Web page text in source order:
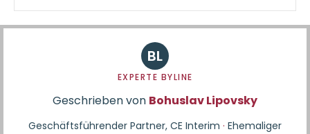
BL
EXPERTE BYLINE
Geschrieben von Bohuslav Lipovsky
Geschäftsführender Partner, CE Interim · Ehemaliger